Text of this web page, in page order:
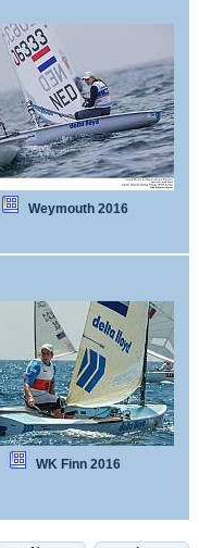
Weymouth 2016
WK Finn 2016